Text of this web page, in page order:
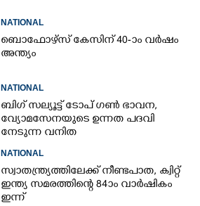
NATIONAL
ബൊഫോഴ്സ് കേസിന് 40-ാം വ‌ർഷം
അന്ത്യം
NATIONAL
ബിഗ് സല്യൂട്ട് ടോപ് ഗൺ ഭാവന,​
വ്യോമസേനയുടെ ഉന്നത പദവി
നേടുന്ന വനിത
NATIONAL
സ്വാതന്ത്ര്യത്തിലേക്ക് നീണ്ടപാത, ക്വിറ്റ്
ഇന്ത്യ സമരത്തിന്റെ 84ാം വാർഷികം
ഇന്ന്